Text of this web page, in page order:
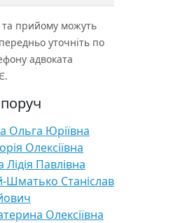
та прийому можуть
уточніть по
адвоката
Ольга Юріївна
Олексіївна
Лідія Павлівна
Шматько Станіслав
Олексіївна